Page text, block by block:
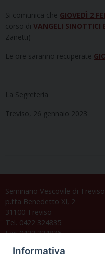
Si comunica che GIOVEDÌ 2
corso di VANGELI SINOTTICI
Zanetti)
Le ore saranno recuperate
La Segreteria
Treviso, 26 gennaio 2023
Seminario Vescovile di Treviso
p.tta Benedetto XI, 2
31100 Treviso
Tel. 0422 324835
Fax 0422 324836
Informativa